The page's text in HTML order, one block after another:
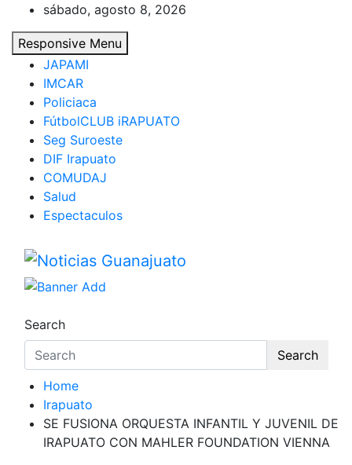
content
sábado, agosto 8, 2026
Responsive Menu
JAPAMI
IMCAR
Policiaca
FútbolCLUB iRAPUATO
Seg Suroeste
DIF Irapuato
COMUDAJ
Salud
Espectaculos
Noticias Guanajuato
Search
Search
Home
Irapuato
SE FUSIONA ORQUESTA INFANTIL Y JUVENIL DE
IRAPUATO CON MAHLER FOUNDATION VIENNA